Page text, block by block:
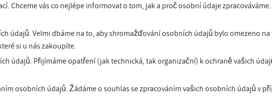
Chceme vás co nejlépe informovat o tom, jak a proč osobní údaje
údajů. Velmi dbáme na to, aby shromažďování osobních údajů bylo omezeno
si u nás zakoupíte.
údajů. Přijímáme opatření (jak technická, tak organizační) k ochraně vašich
osobních údajů. Žádáme o souhlas se zpracováním vašich osobních údajů v